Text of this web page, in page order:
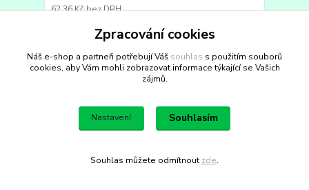
62,36 Kčbez DPH
Přidat do košíku
Zpracování cookies
Náš e-shop a partneři potřebují Váš souhlas s použitím souborů
cookies, aby Vám mohli zobrazovat informace týkající se Vašich
zájmů.
Nastavení Souhlasím
Souhlas můžete odmítnout zde.